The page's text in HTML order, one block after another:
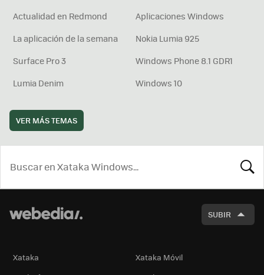
Actualidad en Redmond
Aplicaciones Windows
La aplicación de la semana
Nokia Lumia 925
Surface Pro 3
Windows Phone 8.1 GDR1
Lumia Denim
Windows 10
VER MÁS TEMAS
SUBIR
Xataka
Xataka Móvil